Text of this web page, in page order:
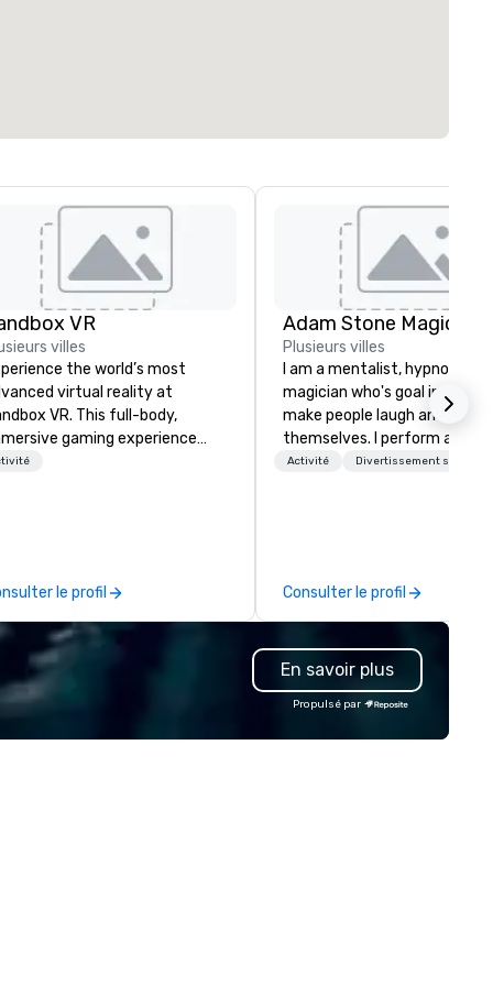
VR
villes
the world’s most
virtual reality at
VR. This full-body,
gaming experience
groups into new worlds
just throwing a party, you’re
one that you and your
will actually remember.
your squad, pick your
and let us handle the rest.
bonding with your
le profil
Adam Stone Magic
Plusieurs villes
I am a mentalist, hypnotist,
magician who's goal in life is
make people laugh and enjoy
themselves. I perform all
world bringing my own unique
you make your event a
Activité Divertissement sous
Consulter le profil
En savoir plus
Propulsé par